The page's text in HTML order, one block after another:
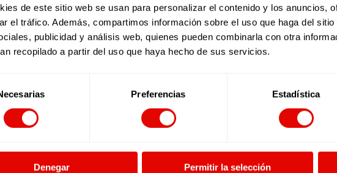
de este sitio web se usan para personalizar el contenido y los anuncios,
el tráfico. Además, compartimos información sobre el uso que haga del
publicidad y análisis web, quienes pueden combinarla con otra
recopilado a partir del uso que haya hecho de sus servicios.
Preferencias Estadística
Denegar Permitir la selección
PARA